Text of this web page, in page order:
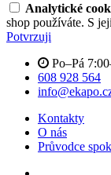
Analytické
shop používáte. S
Potvrzuji
Po–Pá
608 928 564
Kontakty
O nás
Průvodce